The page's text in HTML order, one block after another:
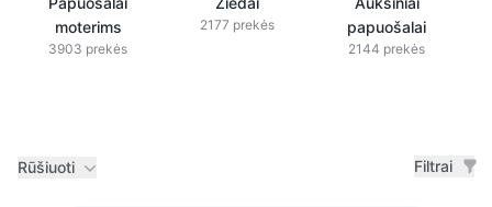
moterims
3903 prekės
2177 prekės
papuošalai
2144 prekės
Rūšiuoti Filtrai